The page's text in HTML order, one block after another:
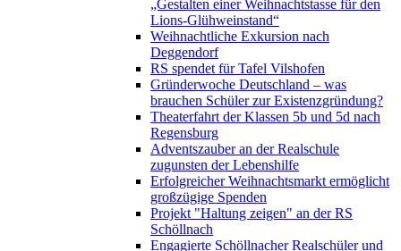
„Gestalten einer Weihnachtstasse für den
Lions-Glühweinstand“
Weihnachtliche Exkursion nach
Deggendorf
RS spendet für Tafel Vilshofen
Gründerwoche Deutschland – was
brauchen Schüler zur Existenzgründung?
Theaterfahrt der Klassen 5b und 5d nach
Regensburg
Adventszauber an der Realschule
zugunsten der Lebenshilfe
Erfolgreicher Weihnachtsmarkt ermöglicht
großzügige Spenden
Projekt "Haltung zeigen" an der RS
Schöllnach
Engagierte Schöllnacher Realschüler und